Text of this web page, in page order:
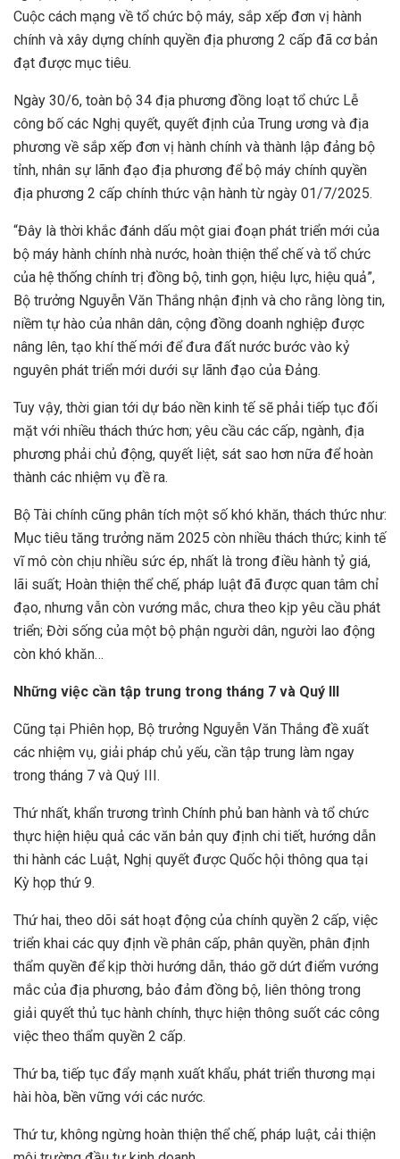
Cuộc cách mạng về tổ chức bộ máy, sắp xếp đơn vị hành
chính và xây dựng chính quyền địa phương 2 cấp đã cơ bản
đạt được mục tiêu.
Ngày 30/6, toàn bộ 34 địa phương đồng loạt tổ chức Lễ
công bố các Nghị quyết, quyết định của Trung ương và địa
phương về sắp xếp đơn vị hành chính và thành lập đảng bộ
tỉnh, nhân sự lãnh đạo địa phương để bộ máy chính quyền
địa phương 2 cấp chính thức vận hành từ ngày 01/7/2025.
“Đây là thời khắc đánh dấu một giai đoạn phát triển mới của
bộ máy hành chính nhà nước, hoàn thiện thể chế và tổ chức
của hệ thống chính trị đồng bộ, tinh gọn, hiệu lực, hiệu quả”,
Bộ trưởng Nguyễn Văn Thắng nhận định và cho rằng lòng tin,
niềm tự hào của nhân dân, cộng đồng doanh nghiệp được
nâng lên, tạo khí thế mới để đưa đất nước bước vào kỷ
nguyên phát triển mới dưới sự lãnh đạo của Đảng.
‎Tuy vậy, thời gian tới dự báo nền kinh tế sẽ phải tiếp tục đối
mặt với nhiều thách thức hơn; yêu cầu các cấp, ngành, địa
phương phải chủ động, quyết liệt, sát sao hơn nữa để hoàn
thành các nhiệm vụ đề ra.
Bộ Tài chính cũng phân tích một số khó khăn, thách thức như:
Mục tiêu tăng trưởng năm 2025 còn nhiều thách thức; kinh tế
vĩ mô còn chịu nhiều sức ép, nhất là trong điều hành tỷ giá,
lãi suất; Hoàn thiện thể chế, pháp luật đã được quan tâm chỉ
đạo, nhưng vẫn còn vướng mắc, chưa theo kịp yêu cầu phát
triển; Đời sống của một bộ phận người dân, người lao động
còn khó khăn…
Những việc cần tập trung trong tháng 7 và Quý III
Cũng tại Phiên họp, Bộ trưởng Nguyễn Văn Thắng đề xuất
các nhiệm vụ, giải pháp chủ yếu, cần tập trung làm ngay
trong tháng 7 và Quý III.
Thứ nhất, khẩn trương trình Chính phủ ban hành và tổ chức
thực hiện hiệu quả các văn bản quy định chi tiết, hướng dẫn
thi hành các Luật, Nghị quyết được Quốc hội thông qua tại
Kỳ họp thứ 9.
Thứ hai, theo dõi sát hoạt động của chính quyền 2 cấp, việc
triển khai các quy định về phân cấp, phân quyền, phân định
thẩm quyền để kịp thời hướng dẫn, tháo gỡ dứt điểm vướng
mắc của địa phương, bảo đảm đồng bộ, liên thông trong
giải quyết thủ tục hành chính, thực hiện thông suốt các công
việc theo thẩm quyền 2 cấp.
Thứ ba, tiếp tục đẩy mạnh xuất khẩu, phát triển thương mại
hài hòa, bền vững với các nước.
Thứ tư, không ngừng hoàn thiện thể chế, pháp luật, cải thiện